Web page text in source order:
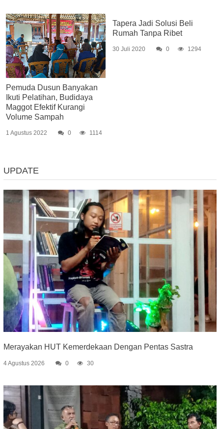
Pemuda Dusun Banyakan
Ikuti Pelatihan, Budidaya
Maggot Efektif Kurangi
Volume Sampah
1 Agustus 2022 0 1114
Tapera Jadi Solusi Beli
Rumah Tanpa Ribet
30 Juli 2020 0 1294
UPDATE
Merayakan HUT Kemerdekaan Dengan Pentas Sastra
4 Agustus 2026 0 30